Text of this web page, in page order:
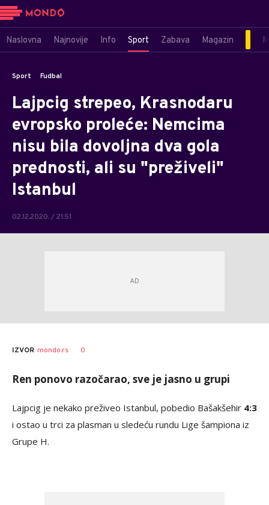
Naslovna Najnovije Info Sport Zabava Magazin
Sport Fudbal
Lajpcig strepeo, Krasnodaru
evropsko proleće: Nemcima
nisu bila dovoljna dva gola
prednosti, ali su "preživeli"
Istanbul
02.12.2020. / 21:51
AUTOR Jakovljević
IZVOR mondo.rs 0
Ren ponovo razočarao, sve je jasno u grupi
Lajpcig je nekako preživeo Istanbul, pobedio Bašakšehir 4:3
i ostao u trci za plasman u sledeću rundu Lige šampiona iz
Grupe H.